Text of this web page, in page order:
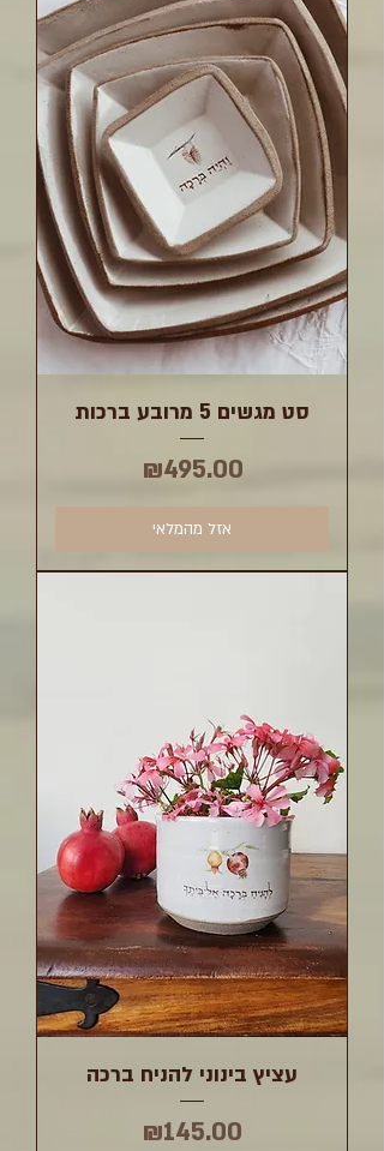
סט מגשים 5 מרובע ברכות
מחיר
₪495.00
אזל מהמלאי
עציץ בינוני להניח ברכה
מחיר
₪145.00